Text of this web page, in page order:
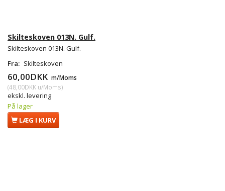
Skilteskoven 013N. Gulf.
Skilteskoven 013N. Gulf.
Fra: Skilteskoven
60,00DKK m/Moms
(48,00DKK u/Moms)
ekskl. levering
På lager
LÆG I KURV